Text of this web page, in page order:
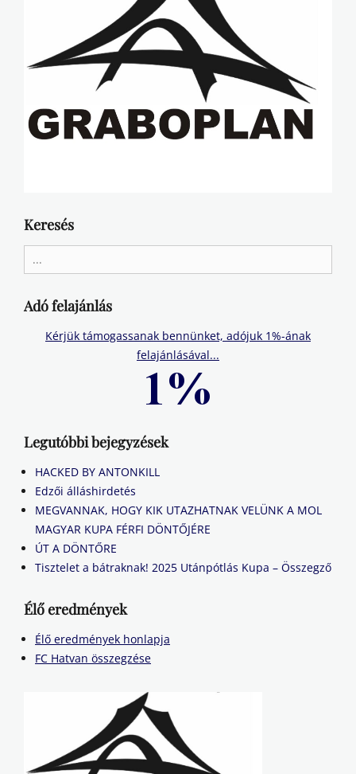
Keresés
for:
Adó felajánlás
Kérjük támogassanak bennünket, adójuk 1%-ának
felajánlásával...
Legutóbbi bejegyzések
HACKED BY ANTONKILL
Edzői álláshirdetés
MEGVANNAK, HOGY KIK UTAZHATNAK VELÜNK A MOL
MAGYAR KUPA FÉRFI DÖNTŐJÉRE
ÚT A DÖNTŐRE
Tisztelet a bátraknak! 2025 Utánpótlás Kupa – Összegző
Élő eredmények
Élő eredmények honlapja
FC Hatvan összegzése